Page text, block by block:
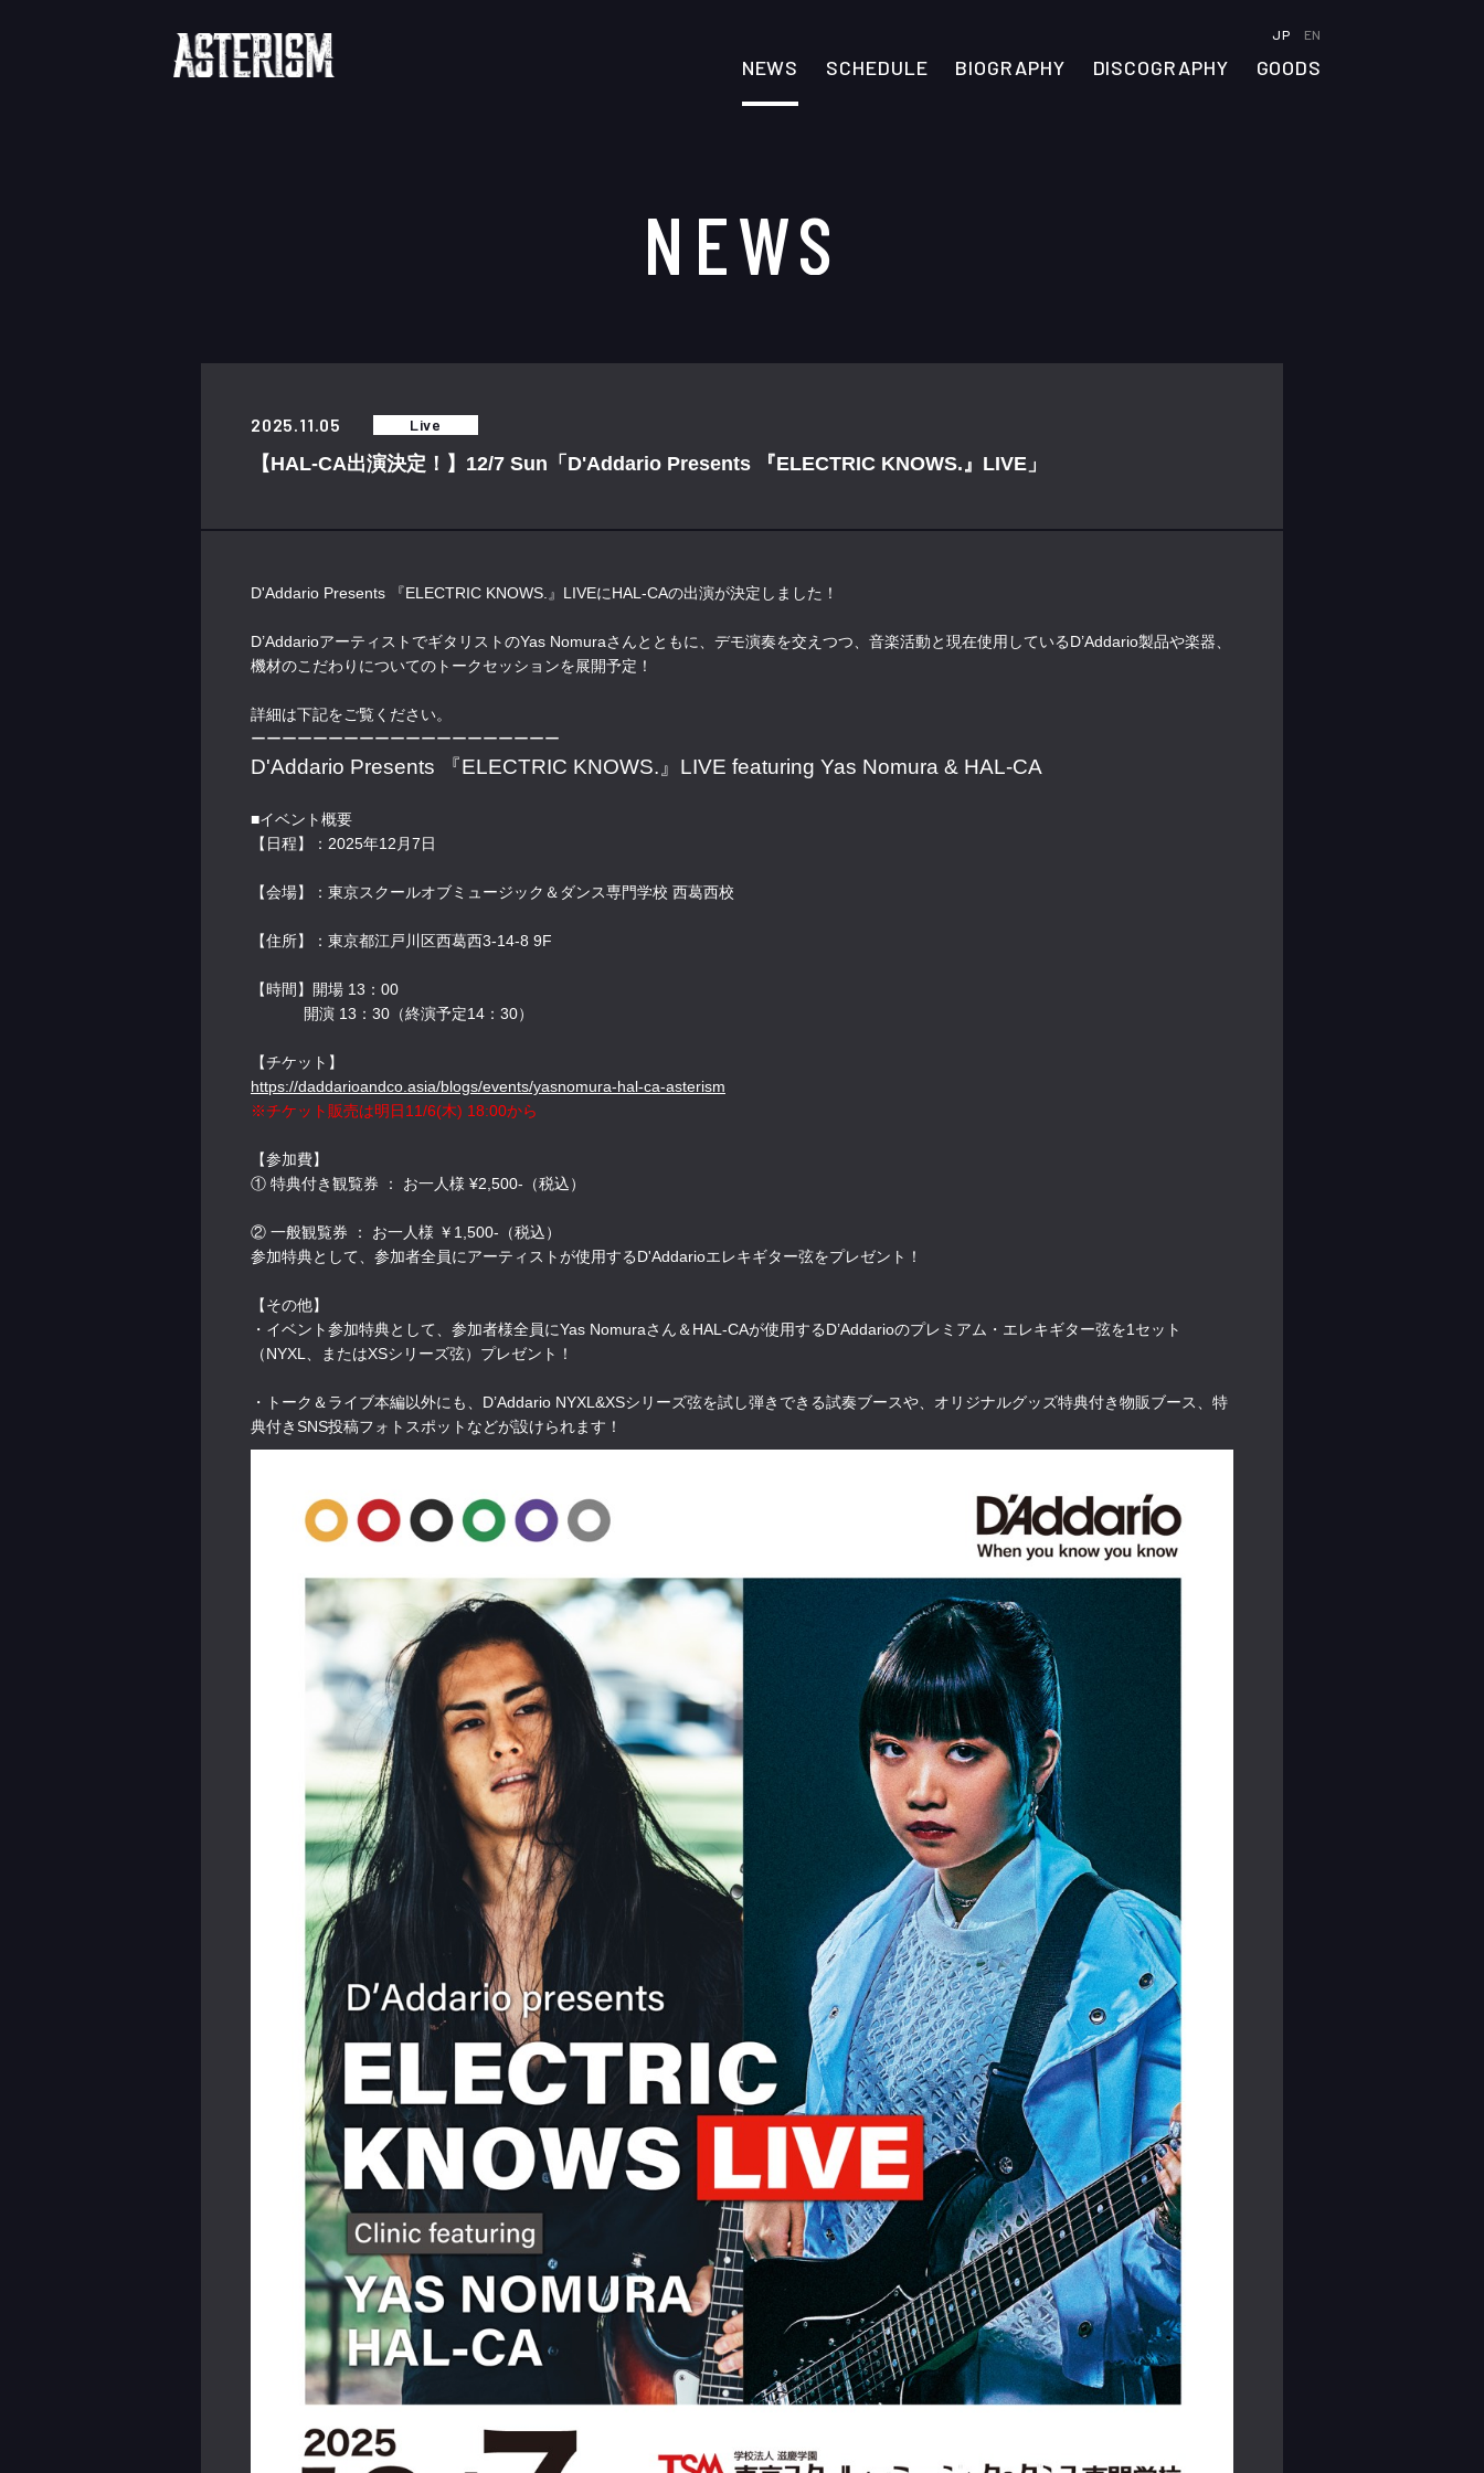
JP EN
NEWS SCHEDULE BIOGRAPHY DISCOGRAPHY GOODS
NEWS
2025.11.05 Live
【HAL-CA出演決定！】12/7 Sun「D'Addario Presents 『ELECTRIC KNOWS.』LIVE」
D'Addario Presents 『ELECTRIC KNOWS.』LIVEにHAL-CAの出演が決定しました！
D’AddarioアーティストでギタリストのYas Nomuraさんとともに、デモ演奏を交えつつ、音楽活動と現在使用しているD’Addario製品や楽器、
機材のこだわりについてのトークセッションを展開予定！
詳細は下記をご覧ください。
ーーーーーーーーーーーーーーーーーーーー
D'Addario Presents 『ELECTRIC KNOWS.』LIVE featuring Yas Nomura & HAL-CA
■イベント概要
【日程】：2025年12月7日
【会場】：東京スクールオブミュージック＆ダンス専門学校 西葛西校
【住所】：東京都江戸川区西葛西3-14-8 9F
【時間】開場 13：00
開演 13：30（終演予定14：30）
【チケット】
https://daddarioandco.asia/blogs/events/yasnomura-hal-ca-asterism
※チケット販売は明日11/6(木) 18:00から
【参加費】
① 特典付き観覧券 ： お一人様 ¥2,500-（税込）
② 一般観覧券 ： お一人様 ￥1,500-（税込）
参加特典として、参加者全員にアーティストが使用するD'Addarioエレキギター弦をプレゼント！
【その他】
・イベント参加特典として、参加者様全員にYas Nomuraさん＆HAL-CAが使用するD’Addarioのプレミアム・エレキギター弦を1セット
（NYXL、またはXSシリーズ弦）プレゼント！
・トーク＆ライブ本編以外にも、D’Addario NYXL&XSシリーズ弦を試し弾きできる試奏ブースや、オリジナルグッズ特典付き物販ブース、特
典付きSNS投稿フォトスポットなどが設けられます！